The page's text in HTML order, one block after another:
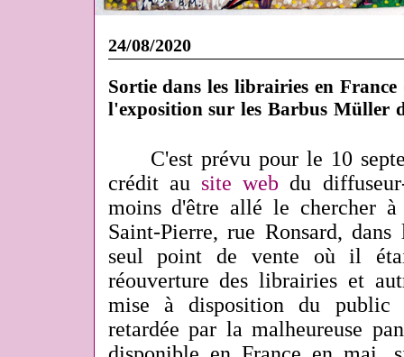
24/08/2020
Sortie dans les librairies en
l'exposition sur les Barbus Müller
C'est prévu pour le 10
crédit au site web du
moins d'être allé le chercher
Saint-Pierre, rue Ronsard,
seul point de vente où il
réouverture des librairies et
mise à disposition du public
retardée par la malheureuse